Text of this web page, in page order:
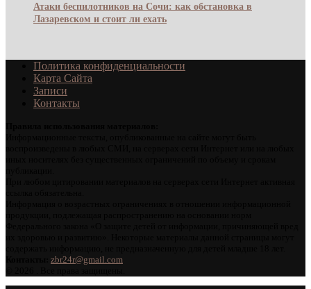
Атаки беспилотников на Сочи: как обстановка в
Лазаревском и стоит ли ехать
Политика конфиденциальности
Карта Сайта
Записи
Контакты
zbr24r@gmail.com